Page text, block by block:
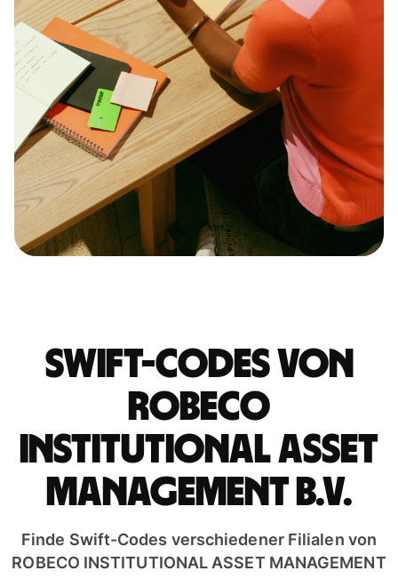
Swift-Codes von
ROBECO
INSTITUTIONAL ASSET
MANAGEMENT B.V.
Finde Swift-Codes verschiedener Filialen von
ROBECO INSTITUTIONAL ASSET MANAGEMENT